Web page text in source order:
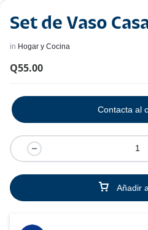
Set de Vaso
in Hogar y Cocina
Q55.00
Añadir
Contacta al